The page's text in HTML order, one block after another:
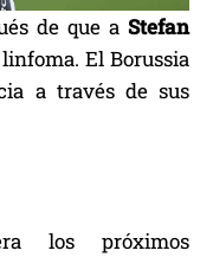
de que a Stefan
El Borussia
a través de sus
los próximos